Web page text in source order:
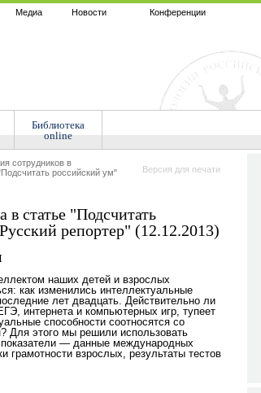
Медиа Новости Конференции
Библиотека
online
сотрудников в
российский ум"
Версия для печати
статье "Подсчитать
репортер" (12.12.2013)
наших детей и взрослых
как изменились интеллектуальные
лет двадцать. Действительно ли
интернета и компьютерных игр, тупеет
способности соотносятся со
Для этого мы решили использовать
показатели — данные международных
грамотности взрослых, результаты тестов